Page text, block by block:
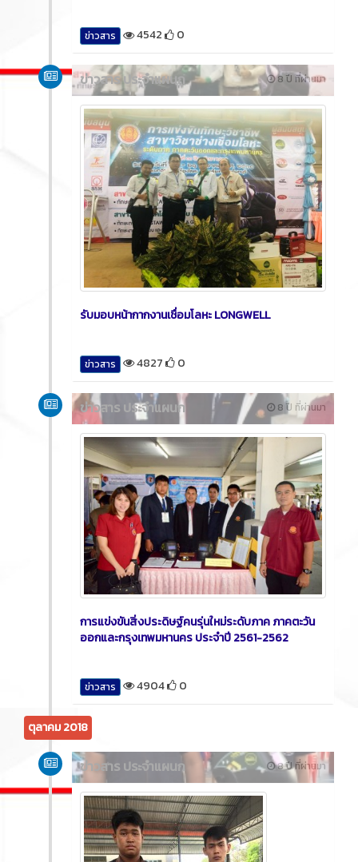
ข่าวสาร 4542 0
8 ปี ที่ผ่านมา
ข่าวสาร ประจำแผนก
รับมอบหน้ากากงานเชื่อมโลหะ LONGWELL
ข่าวสาร 4827 0
8 ปี ที่ผ่านมา
ข่าวสาร ประจำแผนก
การแข่งขันสิ่งประดิษฐ์คนรุ่นใหม่ระดับภาค ภาคตะวัน
ออกและกรุงเทพมหานคร ประจำปี 2561-2562
ข่าวสาร 4904 0
ตุลาคม 2018
8 ปี ที่ผ่านมา
ข่าวสาร ประจำแผนก